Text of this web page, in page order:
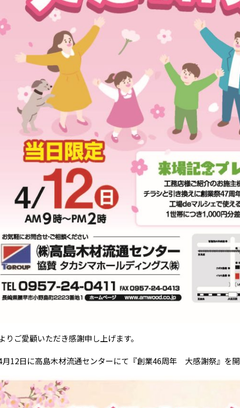
りご愛顧いただき感謝申し上げます。
月12日に高島木材流通センターにて『創業46周年 大感謝祭』を開